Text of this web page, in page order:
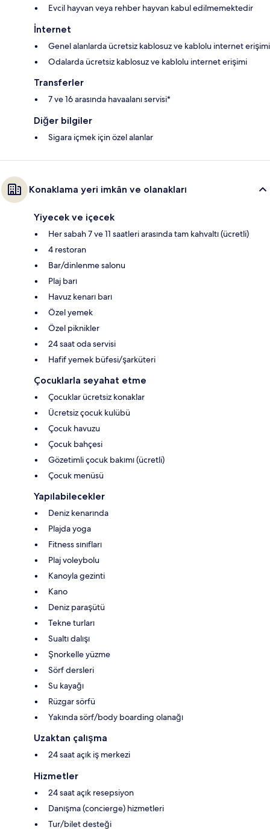
Evcil hayvan veya rehber hayvan kabul edilmemektedir
İnternet
Genel alanlarda ücretsiz kablosuz ve kablolu internet erişimi
Odalarda ücretsiz kablosuz ve kablolu internet erişimi
Transferler
7 ve 16 arasında havaalanı servisi*
Diğer bilgiler
Sigara içmek için özel alanlar
Konaklama yeri imkân ve olanakları
Yiyecek ve içecek
Her sabah 7 ve 11 saatleri arasında tam kahvaltı (ücretli)
4 restoran
Bar/dinlenme salonu
Plaj barı
Havuz kenarı barı
Özel yemek
Özel piknikler
24 saat oda servisi
Hafif yemek büfesi/şarküteri
Çocuklarla seyahat etme
Çocuklar ücretsiz konaklar
Ücretsiz çocuk kulübü
Çocuk havuzu
Çocuk bahçesi
Gözetimli çocuk bakımı (ücretli)
Çocuk menüsü
Yapılabilecekler
Deniz kenarında
Plajda yoga
Fitness sınıfları
Plaj voleybolu
Kanoyla gezinti
Kano
Deniz paraşütü
Tekne turları
Sualtı dalışı
Şnorkelle yüzme
Sörf dersleri
Su kayağı
Rüzgar sörfü
Yakında sörf/body boarding olanağı
Uzaktan çalışma
24 saat açık iş merkezi
Hizmetler
24 saat açık resepsiyon
Danışma (concierge) hizmetleri
Tur/bilet desteği